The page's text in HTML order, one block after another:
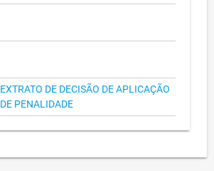
EXTRATO DE DECISÃO DE APLICAÇÃO
DE PENALIDADE